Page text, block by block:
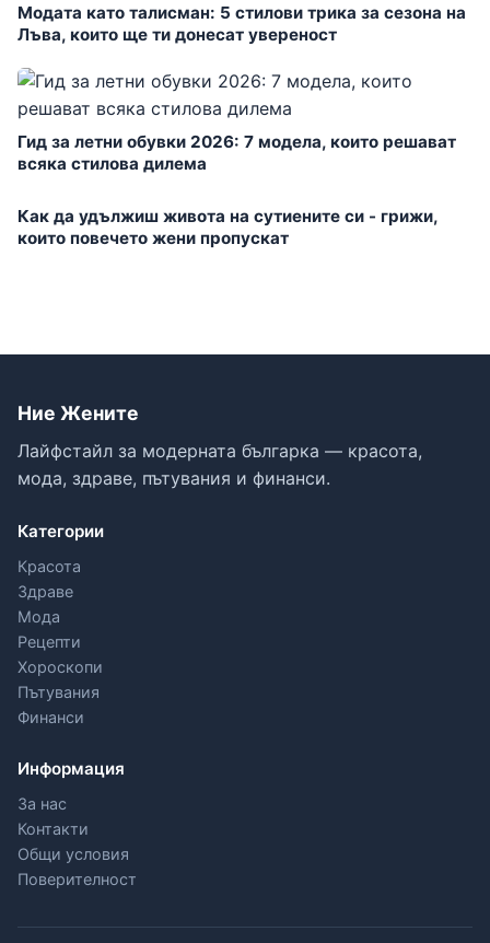
Модата като талисман: 5 стилови трика за сезона на
Лъва, които ще ти донесат увереност
Гид за летни обувки 2026: 7 модела, които решават
всяка стилова дилема
Как да удължиш живота на сутиените си - грижи,
които повечето жени пропускат
Ние Жените
Лайфстайл за модерната българка — красота,
мода, здраве, пътувания и финанси.
Категории
Красота
Здраве
Мода
Рецепти
Хороскопи
Пътувания
Финанси
Информация
За нас
Контакти
Общи условия
Поверителност